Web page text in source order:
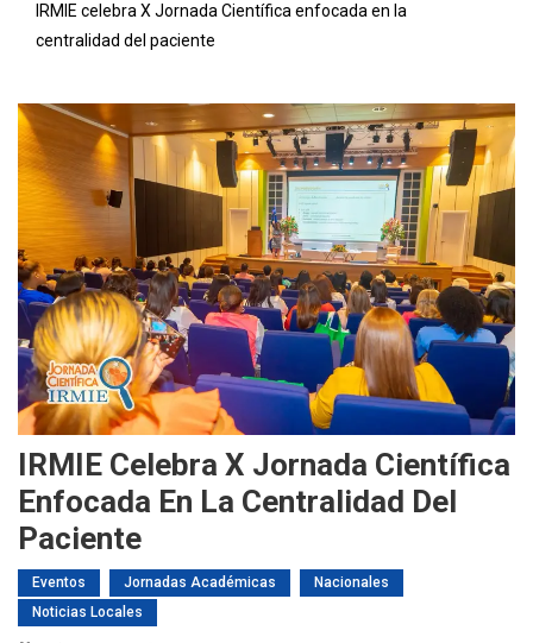
IRMIE celebra X Jornada Científica enfocada en la
centralidad del paciente
IRMIE Celebra X Jornada Científica
Enfocada En La Centralidad Del
Paciente
Eventos Jornadas Académicas
Nacionales
Noticias Locales